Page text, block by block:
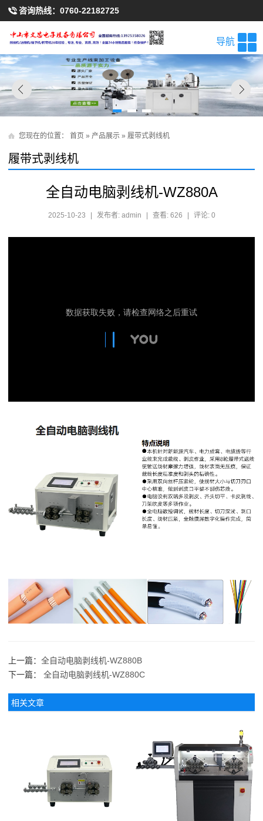
咨询热线： 0760-22182725
导航
您现在的位置： 首页 » 产品展示 » 履带式剥线机
履带式剥线机
全自动电脑剥线机-WZ880A
2025-10-23 | 发布者: admin | 查看: 626 | 评论: 0
上一篇： 全自动电脑剥线机-WZ880B
下一篇： 全自动电脑剥线机-WZ880C
相关文章